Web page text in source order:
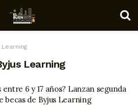
Learning
entre 6 y 17 años? Lanzan segunda
becas de Byjus Learning